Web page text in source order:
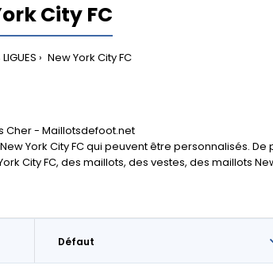
City FC
New York City FC
Cher - Maillotsdefoot.net
York City FC qui peuvent être personnalisés. De
City FC, des maillots, des vestes, des maillots